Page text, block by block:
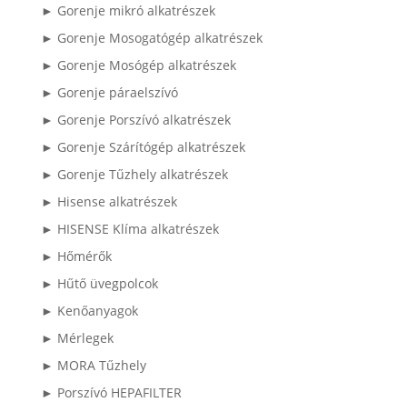
► Gorenje mikró alkatrészek
► Gorenje Mosogatógép alkatrészek
► Gorenje Mosógép alkatrészek
► Gorenje páraelszívó
► Gorenje Porszívó alkatrészek
► Gorenje Szárítógép alkatrészek
► Gorenje Tűzhely alkatrészek
► Hisense alkatrészek
► HISENSE Klíma alkatrészek
► Hőmérők
► Hűtő üvegpolcok
► Kenőanyagok
► Mérlegek
► MORA Tűzhely
► Porszívó HEPAFILTER